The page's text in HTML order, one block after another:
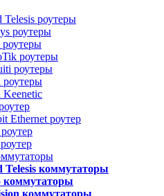
Telesis роутеры
роутеры
роутеры
роутеры
роутеры
роутеры
Keenetic
Ethernet роутер
Telesis коммутаторы
коммутаторы
коммутаторы